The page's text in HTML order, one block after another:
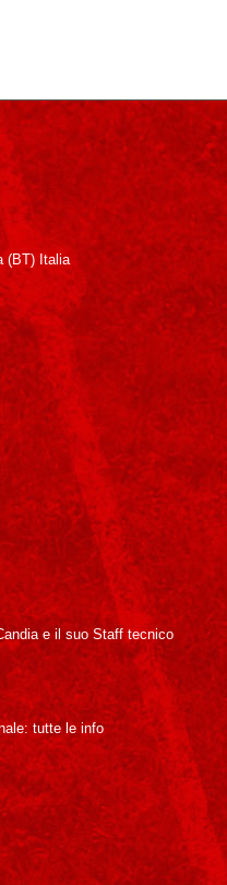
(BT) Italia
e il suo Staff tecnico
tutte le info